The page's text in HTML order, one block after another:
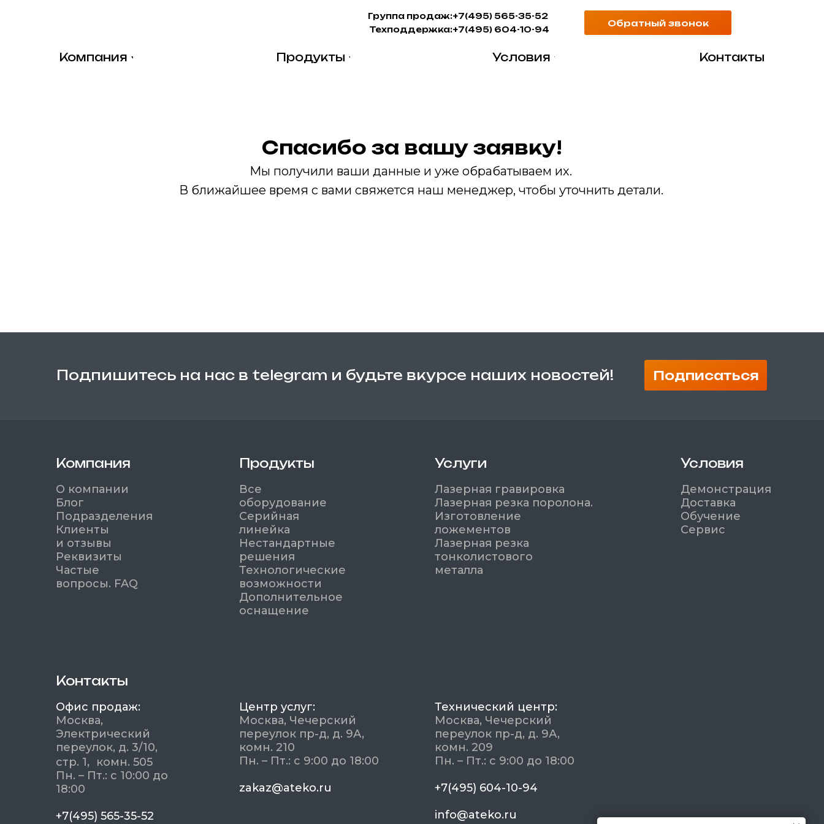
Контакты
Компания Продукты Условия
Обратный звонок
Техподдержка:+7(495) 604-10-94
Группа продаж:+7(495) 565-35-52
Спасибо за вашу заявку!
Мы получили ваши данные и уже обрабатываем их.
В ближайшее время с вами свяжется наш менеджер, чтобы уточнить детали.
Подпишитесь на нас в telegram и будьте вкурсе наших новостей! Подписаться
Центр услуг:
Москва, Чечерский
переулок пр-д, д. 9А,
комн. 210
Пн. – Пт.: с 9:00 до 18:00
zakaz@ateko.ru
Технический центр:
Москва, Чечерский
переулок пр-д, д. 9А,
комн. 209
Пн. – Пт.: с 9:00 до 18:00
+7(495) 604-10-94
info@ateko.ru
Офис продаж:
Москва,
Электрический
переулок, д. 3/10,
стр. 1, комн. 505
Пн. – Пт.: с 10:00 до
18:00
+7(495) 565-35-52
Контакты
Демонстрация
Доставка
Обучение
Сервис
Условия
Услуги
Лазерная гравировка
Лазерная резка поролона.
Изготовление
ложементов
Лазерная резка
тонколистового
металла
Продукты
Все
оборудование
Серийная
линейка
Нестандартные
решения
Технологические
возможности
Дополнительное
оснащение
Компания
О компании
Блог
Подразделения
Клиенты
и отзывы
Реквизиты
Частые
вопросы. FAQ